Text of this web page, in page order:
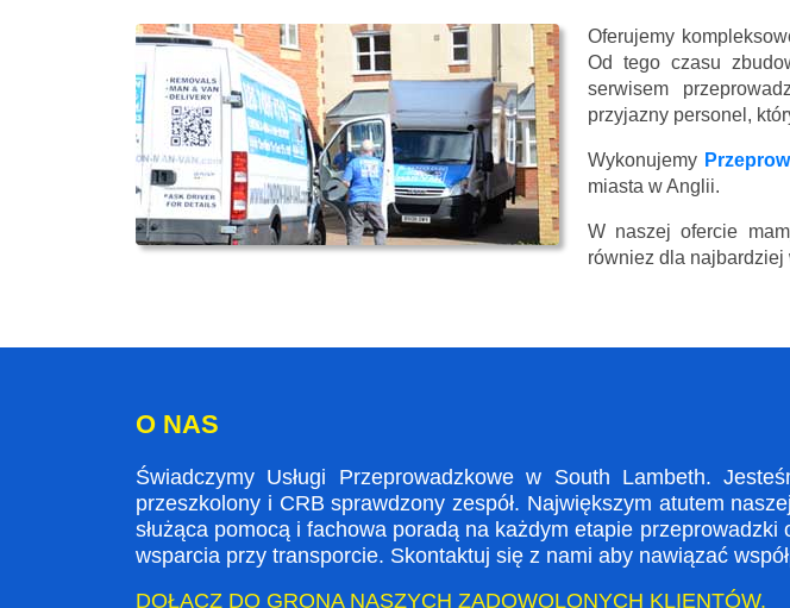
Oferujemy
Od tego czasu
serwisem
przyjazny personel,
Wykonujemy
miasta w Anglii.
W naszej ofercie
równiez dla
O NAS
Świadczymy Usługi Przeprowadzkowe w South Lambeth.
przeszkolony i CRB sprawdzony zespół. Największym atutem
służąca pomocą i fachowa poradą na każdym etapie
wsparcia przy transporcie. Skontaktuj się z nami aby nawiązać
DOŁĄCZ DO GRONA NASZYCH ZADOWOLONYCH KLIENTÓW.